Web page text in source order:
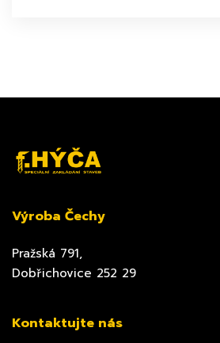
Výroba Čechy
Pražská 791,
Dobřichovice 252 29
Kontaktujte nás